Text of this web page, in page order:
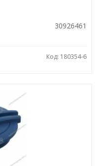
30926461
Код: 180354-6